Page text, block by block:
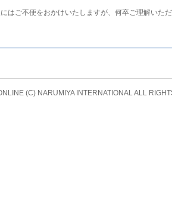
はご不便をおかけいたしますが、何卒ご理解いた